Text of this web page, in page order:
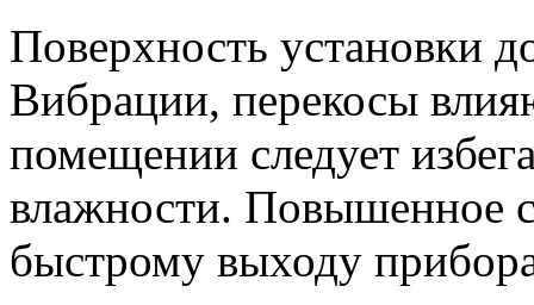
Поверхность установки
Вибрации, перекосы
помещении следует
влажности. Повышенное
быстрому выходу